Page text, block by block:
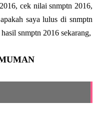
cek nilai snmptn 2016,
saya lulus di snmptn
snmptn 2016 sekarang,